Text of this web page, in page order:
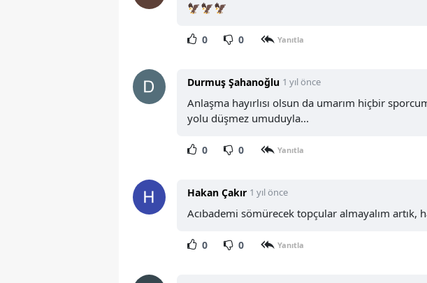
🦅🦅🦅
0 0 Yanıtla
Durmuş Şahanoğlu 1 yıl önce
Anlaşma hayırlısı olsun da umarım hiçbir
yolu düşmez umuduyla...
0 0 Yanıtla
Hakan Çakır 1 yıl önce
Acıbademi sömürecek topçular almayalım artık,
0 0 Yanıtla